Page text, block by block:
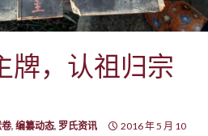
牌，认祖归宗
, 编纂动态, 罗氏资讯
2016 年 5 月 10